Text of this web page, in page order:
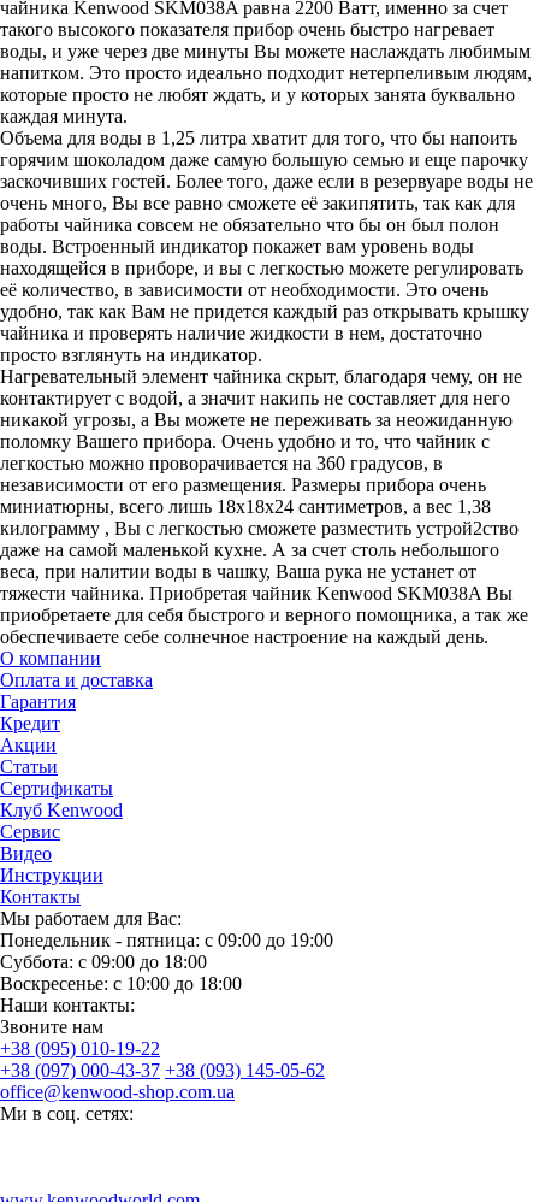
чайника Kenwood SKM038A равна 2200 Ватт, именно за счет
такого высокого показателя прибор очень быстро нагревает
воды, и уже через две минуты Вы можете наслаждать любимым
напитком. Это просто идеально подходит нетерпеливым людям,
которые просто не любят ждать, и у которых занята буквально
каждая минута.
Объема для воды в 1,25 литра хватит для того, что бы напоить
горячим шоколадом даже самую большую семью и еще парочку
заскочивших гостей. Более того, даже если в резервуаре воды не
очень много, Вы все равно сможете её закипятить, так как для
работы чайника совсем не обязательно что бы он был полон
воды. Встроенный индикатор покажет вам уровень воды
находящейся в приборе, и вы с легкостью можете регулировать
её количество, в зависимости от необходимости. Это очень
удобно, так как Вам не придется каждый раз открывать крышку
чайника и проверять наличие жидкости в нем, достаточно
просто взглянуть на индикатор.
Нагревательный элемент чайника скрыт, благодаря чему, он не
контактирует с водой, а значит накипь не составляет для него
никакой угрозы, а Вы можете не переживать за неожиданную
поломку Вашего прибора. Очень удобно и то, что чайник с
легкостью можно проворачивается на 360 градусов, в
независимости от его размещения. Размеры прибора очень
миниатюрны, всего лишь 18х18х24 сантиметров, а вес 1,38
килограмму , Вы с легкостью сможете разместить устрой2ство
даже на самой маленькой кухне. А за счет столь небольшого
веса, при налитии воды в чашку, Ваша рука не устанет от
тяжести чайника. Приобретая чайник Kenwood SKM038A Вы
приобретаете для себя быстрого и верного помощника, а так же
обеспечиваете себе солнечное настроение на каждый день.
О компании
Оплата и доставка
Гарантия
Кредит
Акции
Статьи
Сертификаты
Клуб Kenwood
Сервис
Видео
Инструкции
Контакты
Мы работаем для Вас:
Понедельник - пятница: с 09:00 до 19:00
Суббота: с 09:00 до 18:00
Воскресенье: с 10:00 до 18:00
Наши контакты:
Звоните нам
+38 (095) 010-19-22
+38 (097) 000-43-37 +38 (093) 145-05-62
office@kenwood-shop.com.ua
Ми в соц. сетях: